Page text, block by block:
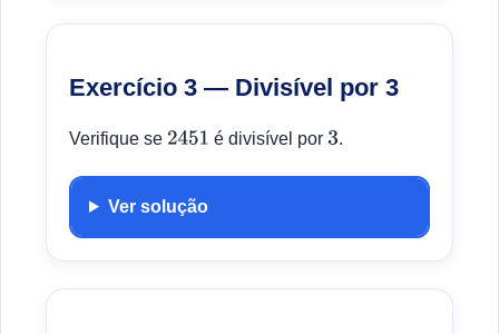
Exercício 3 — Divisível por 3
Verifique se 2451 é divisível por 3.
Ver solução